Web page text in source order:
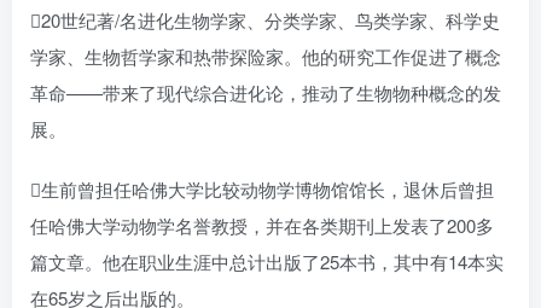
20世纪著/名进化生物学家、分类学家、鸟类学家、科学史
学家、生物哲学家和热带探险家。他的研究工作促进了概念
革命——带来了现代综合进化论，推动了生物物种概念的发
展。
生前曾担任哈佛大学比较动物学博物馆馆长，退休后曾担
任哈佛大学动物学名誉教授，并在各类期刊上发表了200多
篇文章。他在职业生涯中总计出版了25本书，其中有14本实
在65岁之后出版的。